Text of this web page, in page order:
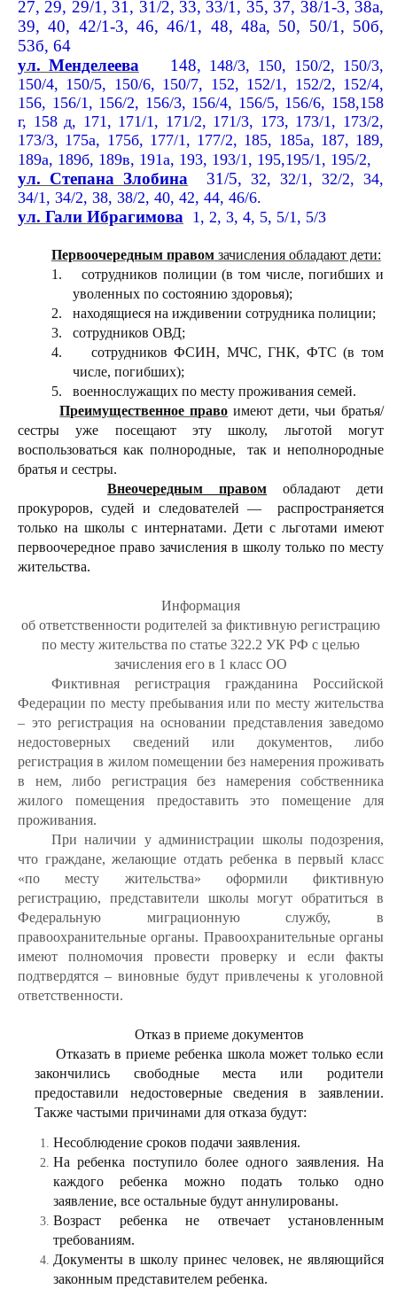
27, 29, 29/1, 31, 31/2, 33, 33/1, 35, 37, 38/1-3, 38а,
39, 40, 42/1-3, 46, 46/1, 48, 48а, 50, 50/1, 50б,
53б, 64
ул. Менделеева
148, 148/3, 150, 150/2, 150/3,
150/4, 150/5, 150/6, 150/7, 152, 152/1, 152/2, 152/4,
156, 156/1, 156/2, 156/3, 156/4, 156/5, 156/6, 158,158
г, 158 д, 171, 171/1, 171/2, 171/3, 173, 173/1, 173/2,
173/3, 175а, 175б, 177/1, 177/2, 185, 185а, 187, 189,
189а, 189б, 189в, 191а, 193, 193/1, 195,195/1, 195/2,
ул. Степана Злобина 31/5, 32, 32/1, 32/2, 34,
34/1, 34/2, 38, 38/2, 40, 42, 44, 46/6.
ул. Гали Ибрагимова 1, 2, 3, 4, 5, 5/1 , 5/3
Первоочередным правомзачисления обладают дети:
1.
сотрудников полиции (в том числе, погибших и
уволенных по состоянию здоровья);
2.
находящиеся на иждивении сотрудника полиции;
3.
сотрудников ОВД;
4.
сотрудников ФСИН, МЧС, ГНК, ФТС (в том
числе, погибших);
5.
военнослужащих по месту проживания семей.
Преимущественное право имеют дети, чьи братья/
сестры уже посещают эту школу, льготой могут
воспользоваться как полнородные, так и неполнородные
братья и сестры.
Внеочередным правом обладают дети
прокуроров, судей и следователей — распространяется
только на школы с интернатами. Дети с льготами имеют
первоочередное право зачисления в школу только по месту
жительства.
Информация
об ответственности родителей за фиктивную регистрацию
по месту жительства по статье 322.2 УК РФ с целью
зачисления его в 1 класс ОО
Фиктивная регистрация гражданина Российской
Федерации по месту пребывания или по месту жительства
– это регистрация на основании представления заведомо
недостоверных сведений или документов, либо
регистрация в жилом помещении без намерения проживать
в нем, либо регистрация без намерения собственника
жилого помещения предоставить это помещение для
проживания.
При наличии у администрации школы подозрения,
что граждане, желающие отдать ребенка в первый класс
«по месту жительства» оформили фиктивную
регистрацию, представители школы могут обратиться в
Федеральную миграционную службу, в
правоохранительные органы. Правоохранительные органы
имеют полномочия провести проверку и если факты
подтвердятся – виновные будут привлечены к уголовной
ответственности.
Отказ в приеме документов
Отказать в приеме ребенка школа может только если
закончились свободные места или родители
предоставили недостоверные сведения в заявлении.
Также частыми причинами для отказа будут:
Несоблюдение сроков подачи заявления.
На ребенка поступило более одного заявления. На
каждого ребенка можно подать только одно
заявление, все остальные будут аннулированы.
Возраст ребенка не отвечает установленным
требованиям.
Документы в школу принес человек, не являющийся
законным представителем ребенка.